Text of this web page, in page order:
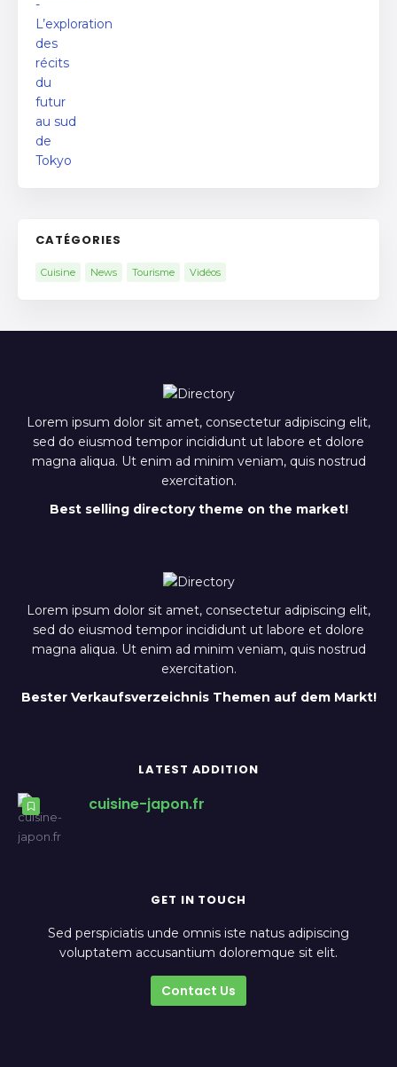
CATÉGORIES
Cuisine News Tourisme Vidéos
Lorem ipsum dolor sit amet, consectetur adipiscing elit,
sed do eiusmod tempor incididunt ut labore et dolore
magna aliqua. Ut enim ad minim veniam, quis nostrud
exercitation.
Best selling directory theme on the market!
Lorem ipsum dolor sit amet, consectetur adipiscing elit,
sed do eiusmod tempor incididunt ut labore et dolore
magna aliqua. Ut enim ad minim veniam, quis nostrud
exercitation.
Bester Verkaufsverzeichnis Themen auf dem Markt!
LATEST ADDITION
cuisine-japon.fr
GET IN TOUCH
Sed perspiciatis unde omnis iste natus adipiscing
voluptatem accusantium doloremque sit elit.
Contact Us